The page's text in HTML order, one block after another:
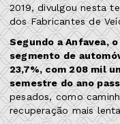
2019, divulgou nesta
dos Fabricantes de
Segundo a Anfavea,
segmento de
23,7%, com 208 mil
semestre do ano
pesados, como
recuperação mais